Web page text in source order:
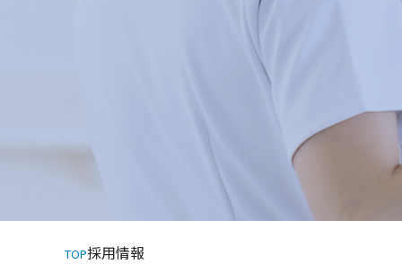
TOP採用情報